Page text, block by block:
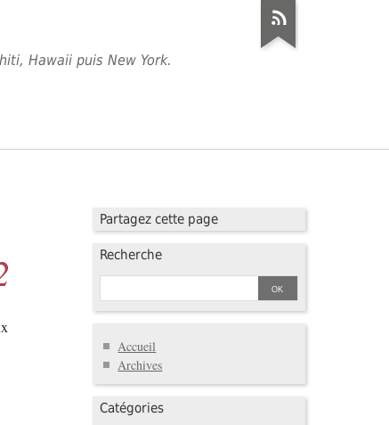
Hawaii puis New York.
Partagez cette page
Recherche
Accueil
Archives
Catégories